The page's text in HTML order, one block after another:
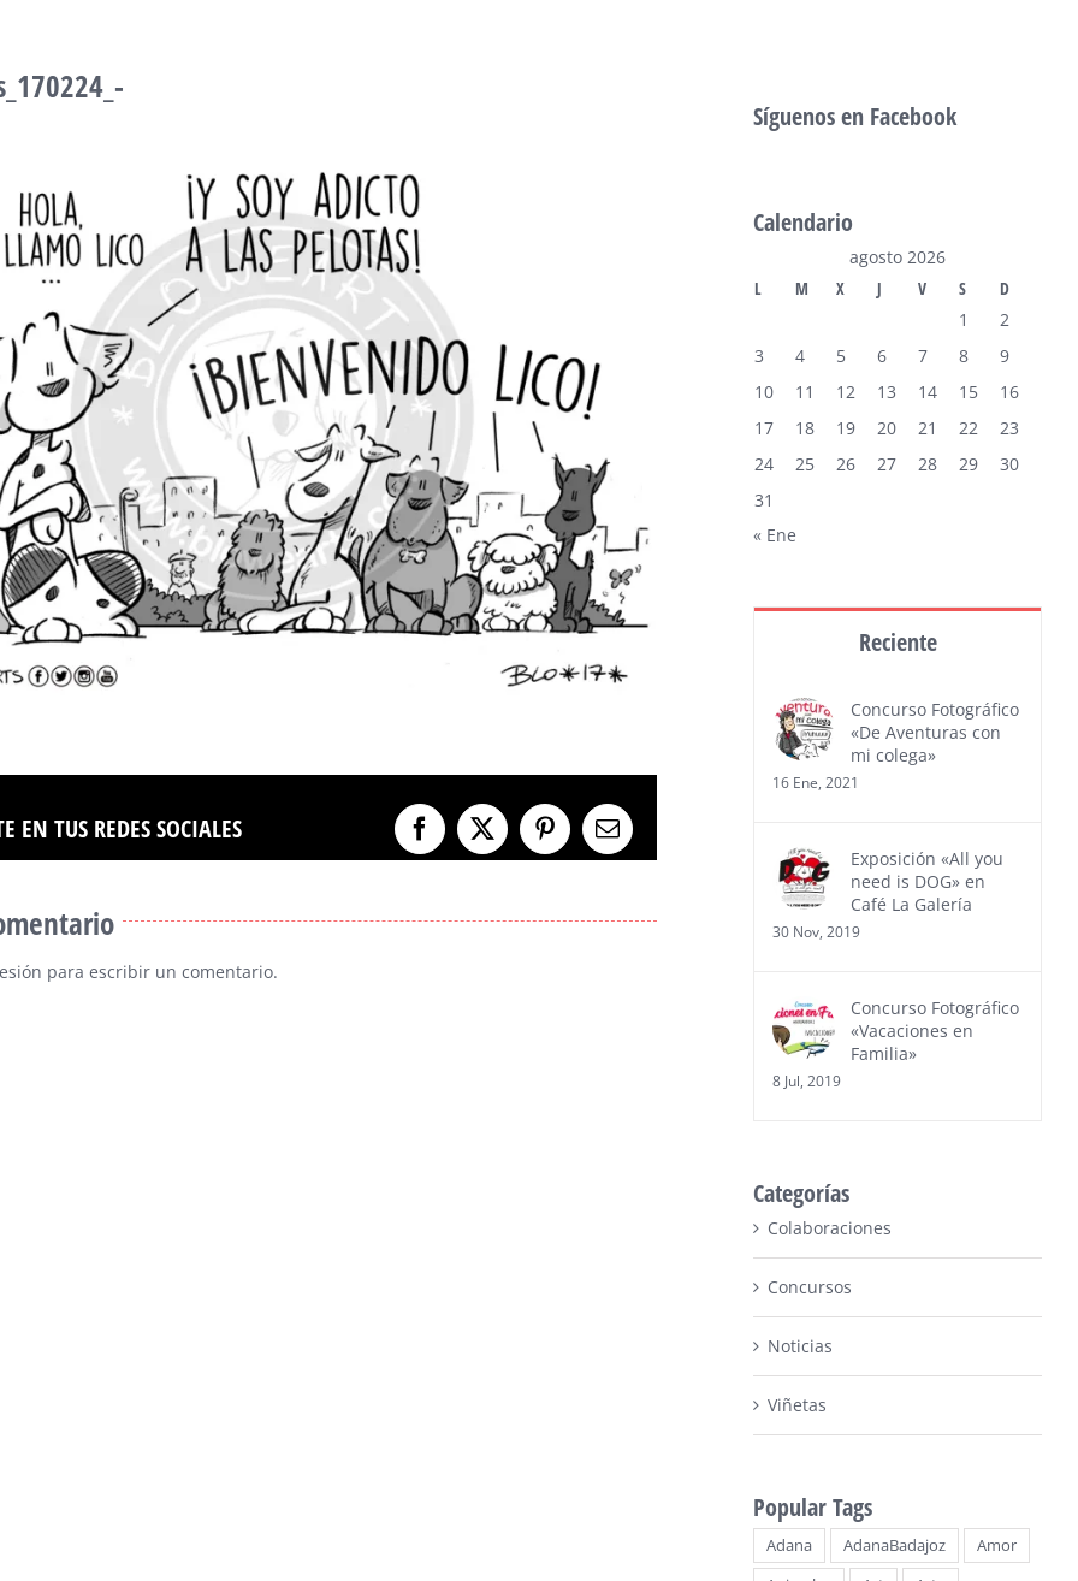
EN TUS REDES SOCIALES Facebook
X PinterestCorreo
electrónico
para escribir un comentario.
Síguenos en Facebook
Calendario
agosto 2026
L
M X J V S
D
1
2
3
4 5 6 7 8
9
10
11 12 13 14 15
16
17
18 19 20 21 22
23
24
25 26 27 28 29
30
31
« Ene
Reciente
Concurso Fotográfico
«De Aventuras con
mi colega»
16 Ene, 2021
Exposición «All you
need is DOG» en
Café La Galería
30 Nov, 2019
Concurso Fotográfico
«Vacaciones en
Familia»
8 Jul, 2019
Categorías
Colaboraciones
Concursos
Noticias
Viñetas
Popular Tags
Adana AdanaBadajoz
Amor